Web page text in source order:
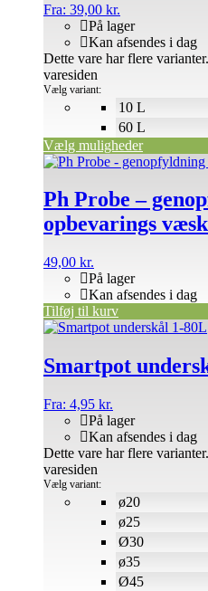
Fra: 39,00 kr.
På lager
Kan afsendes i dag
Vælg variant:
Vælg muligheder
Dette vare har flere
varesiden
10 L
60 L
Ph Probe –
opbevarings
49,00 kr.
På lager
Kan afsendes i dag
Tilføj til kurv
Smartpot
Fra: 4,95 kr.
På lager
Kan afsendes i dag
Vælg variant:
Dette vare har flere
varesiden
ø20
ø25
Ø30
ø35
Ø45